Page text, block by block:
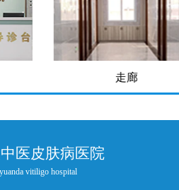
走廊
医皮肤病医院
vitiligo hospital